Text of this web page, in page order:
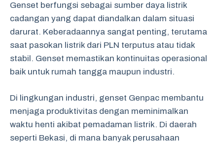
Genset berfungsi sebagai sumber daya listrik
cadangan yang dapat diandalkan dalam situasi
darurat. Keberadaannya sangat penting, terutama
saat pasokan listrik dari PLN terputus atau tidak
stabil. Genset memastikan kontinuitas operasional
baik untuk rumah tangga maupun industri.
Di lingkungan industri, genset Genpac membantu
menjaga produktivitas dengan meminimalkan
waktu henti akibat pemadaman listrik. Di daerah
seperti Bekasi, di mana banyak perusahaan